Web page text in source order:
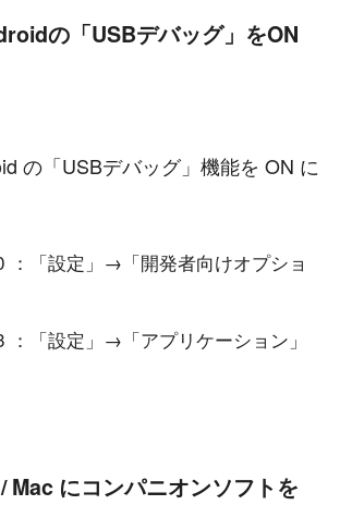
の「USBデバッグ」をON
の「USBデバッグ」機能を ON に
：「設定」→「開発者向けオプショ
「設定」→「アプリケーション」
Mac にコンパニオンソフトを